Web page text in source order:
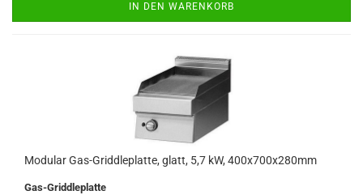
IN DEN WARENKORB
Modular Gas-Griddleplatte, glatt, 5,7 kW, 400x700x280mm
Gas-Griddleplatte